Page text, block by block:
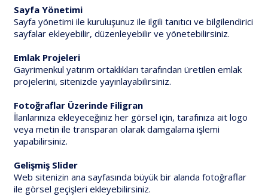
Sayfa Yönetimi
Sayfa yönetimi ile kuruluşunuz ile ilgili tanıtıcı ve bilgilendirici
sayfalar ekleyebilir, düzenleyebilir ve yönetebilirsiniz.
Emlak Projeleri
Gayrimenkul yatırım ortaklıkları tarafından üretilen emlak
projelerini, sitenizde yayınlayabilirsiniz.
Fotoğraflar Üzerinde Filigran
İlanlarınıza ekleyeceğiniz her görsel için, tarafınıza ait logo
veya metin ile transparan olarak damgalama işlemi
yapabilirsiniz.
Gelişmiş Slider
Web sitenizin ana sayfasında büyük bir alanda fotoğraflar
ile görsel geçişleri ekleyebilirsiniz.